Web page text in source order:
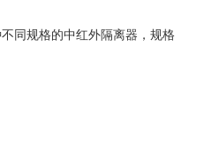
同规格的中红外隔离器，规格